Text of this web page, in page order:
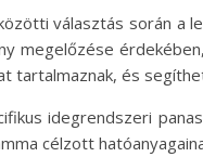
választás során a
megelőzése
tartalmaznak, és
idegrendszeri
célzott